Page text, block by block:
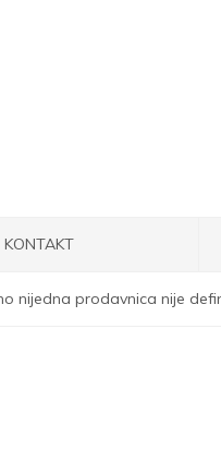
KONTAKT
nijedna prodavnica nije